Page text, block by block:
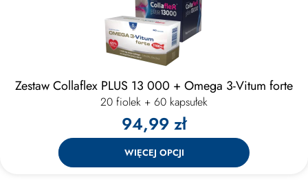
Zestaw Collaflex PLUS 13 000 + Omega 3-Vitum forte
20 fiolek + 60 kapsułek
94,99 zł
WIĘCEJ OPCJI